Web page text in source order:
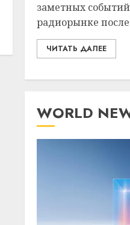
заметных
радиорынке
ЧИТАТЬ ДАЛЕЕ
WORLD